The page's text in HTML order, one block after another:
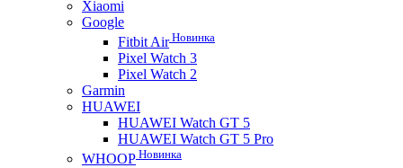
Xiaomi
Google
Fitbit AirНовинка
Pixel Watch 3
Pixel Watch 2
Garmin
HUAWEI
HUAWEI Watch GT 5
HUAWEI Watch GT 5 Pro
WHOOP Новинка